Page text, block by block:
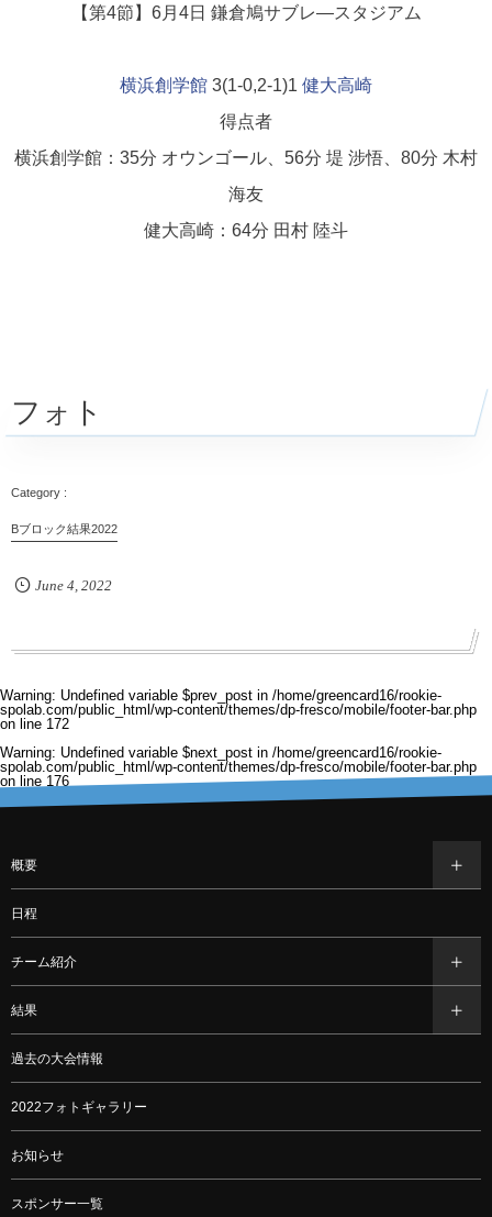
【第4節】6月4日 鎌倉鳩サブレ―スタジアム
横浜創学館 3(1-0,2-1)1 健大高崎
得点者
横浜創学館：35分 オウンゴール、56分 堤 涉悟、80分 木村
海友
健大高崎：64分 田村 陸斗
フォト
Bブロック結果2022
June 4 2022
Warning: Undefined variable $prev_post in /home/greencard16/rookie-
spolab.com/public_html/wp-content/themes/dp-fresco/mobile/footer-bar.php
on line 172
Warning: Undefined variable $next_post in /home/greencard16/rookie-
spolab.com/public_html/wp-content/themes/dp-fresco/mobile/footer-bar.php
on line 176
概要
日程
チーム紹介
結果
過去の大会情報
2022フォトギャラリー
お知らせ
スポンサー一覧